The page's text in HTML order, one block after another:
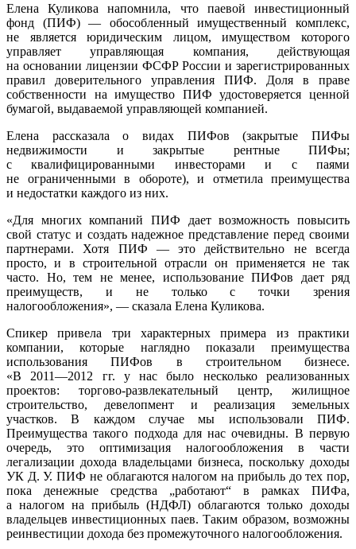
Елена Куликова напомнила, что паевой инвестиционный
фонд (ПИФ) — обособленный имущественный комплекс,
не является юридическим лицом, имуществом которого
управляет управляющая компания, действующая
на основании лицензии ФСФР России и зарегистрированных
правил доверительного управления ПИФ. Доля в праве
собственности на имущество ПИФ удостоверяется ценной
бумагой, выдаваемой управляющей компанией.
Елена рассказала о видах ПИФов (закрытые ПИФы
недвижимости и закрытые рентные ПИФы;
с квалифицированными инвесторами и с паями
не ограниченными в обороте), и отметила преимущества
и недостатки каждого из них.
«Для многих компаний ПИФ дает возможность повысить
свой статус и создать надежное представление перед своими
партнерами. Хотя ПИФ — это действительно не всегда
просто, и в строительной отрасли он применяется не так
часто. Но, тем не менее, использование ПИФов дает ряд
преимуществ, и не только с точки зрения
налогообложения», — сказала Елена Куликова.
Спикер привела три характерных примера из практики
компании, которые наглядно показали преимущества
использования ПИФов в строительном бизнесе.
«В 2011—2012 гг. у нас было несколько реализованных
проектов: торгово-развлекательный центр, жилищное
строительство, девелопмент и реализация земельных
участков. В каждом случае мы использовали ПИФ.
Преимущества такого подхода для нас очевидны. В первую
очередь, это оптимизация налогообложения в части
легализации дохода владельцами бизнеса, поскольку доходы
УК Д. У. ПИФ не облагаются налогом на прибыль до тех пор,
пока денежные средства „работают“ в рамках ПИФа,
а налогом на прибыль (НДФЛ) облагаются только доходы
владельцев инвестиционных паев. Таким образом, возможны
реинвестиции дохода без промежуточного налогообложения.